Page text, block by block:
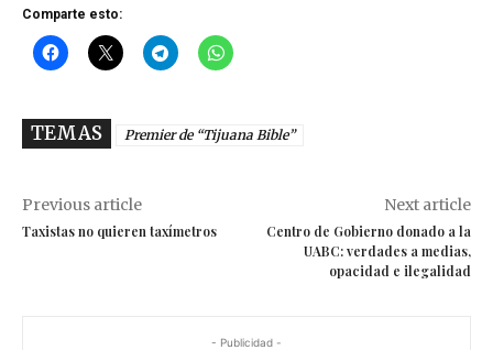
TEMAS
Previous article
Taxistas no quieren taxímetros
Next article
UABC: verdades a medias,
opacidad e ilegalidad